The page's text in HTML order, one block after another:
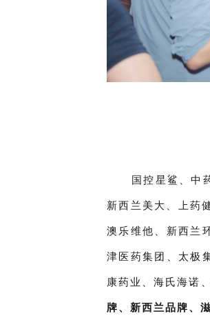
国控星鲨、中
新西兰美大、上药
澳乐维他、新西兰
津医药集团、太极
康药业、海氏海诺
牌、新西兰品牌、